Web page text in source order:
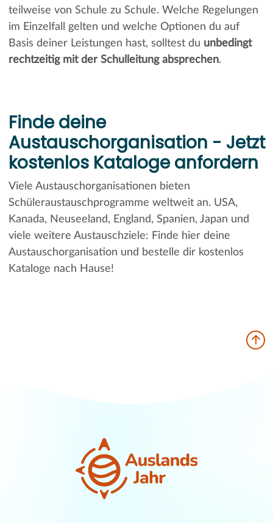
teilweise von Schule zu Schule. Welche Regelungen
im Einzelfall gelten und welche Optionen du auf
Basis deiner Leistungen hast, solltest du unbedingt
rechtzeitig mit der Schulleitung absprechen.
Finde deine
Austauschorganisation - Jetzt
kostenlos Kataloge anfordern
Viele Austauschorganisationen bieten
Schüleraustauschprogramme weltweit an. USA,
Kanada, Neuseeland, England, Spanien, Japan und
viele weitere Austauschziele: Finde hier deine
Austauschorganisation und bestelle dir kostenlos
Kataloge nach Hause!